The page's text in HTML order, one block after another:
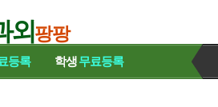
외팡팡
등록 학생무료등록